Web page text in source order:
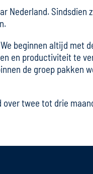
Nederland.
beginnen altijd met
en productiviteit te
de groep pakken
twee tot drie